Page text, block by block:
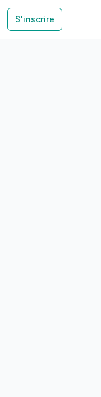
S'inscrire